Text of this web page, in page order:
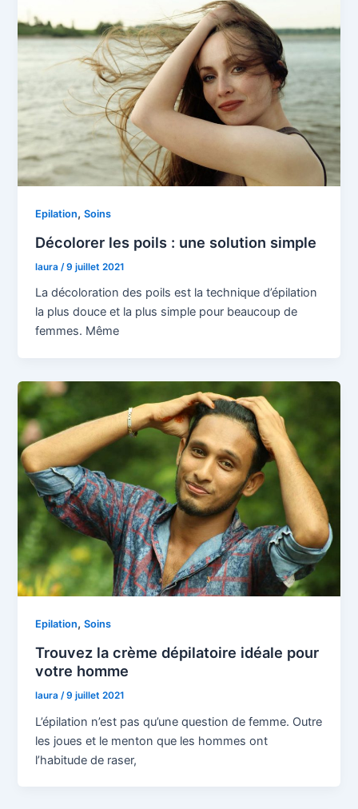
Epilation,Soins
Décolorer les poils : une solution simple
laura /9 juillet 2021
La décoloration des poils est la technique d’épilation
la plus douce et la plus simple pour beaucoup de
femmes. Même
Epilation,Soins
Trouvez la crème dépilatoire idéale pour
votre homme
laura /9 juillet 2021
L’épilation n’est pas qu’une question de femme. Outre
les joues et le menton que les hommes ont
l’habitude de raser,